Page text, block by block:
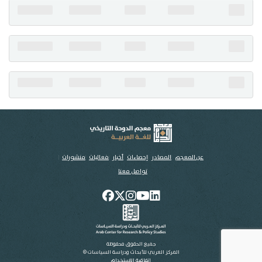
عن المعجم المصادر إحصاءات أخبار فعاليات منشورات
تواصل معنا
جميع الحقوق محفوظة
المركز العربي للأبحاث ودراسة السياسات ©